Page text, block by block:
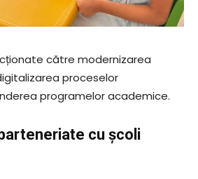
către modernizarea
proceselor
programelor academice.
cu școli